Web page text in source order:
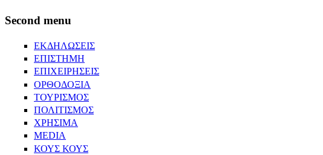
Second menu
ΕΚΔΗΛΩΣΕΙΣ
ΕΠΙΣΤΗΜΗ
ΕΠΙΧΕΙΡΗΣΕΙΣ
ΟΡΘΟΔΟΞΙΑ
ΤΟΥΡΙΣΜΟΣ
ΠΟΛΙΤΙΣΜΟΣ
ΧΡΗΣΙΜΑ
MEDIA
ΚΟΥΣ ΚΟΥΣ